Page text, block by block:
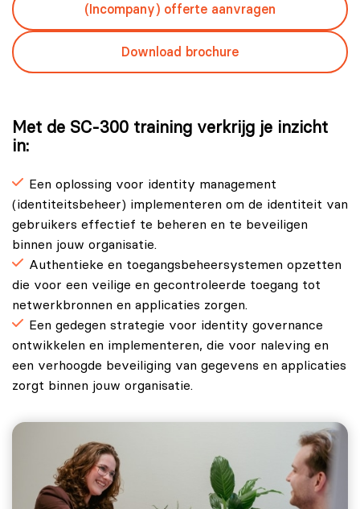
(Incompany) offerte aanvragen
Download brochure
Met de SC-300 training verkrijg je inzicht
in:
Een oplossing voor identity management
(identiteitsbeheer) implementeren om de identiteit van
gebruikers effectief te beheren en te beveiligen
binnen jouw organisatie.
Authentieke en toegangsbeheersystemen opzetten
die voor een veilige en gecontroleerde toegang tot
netwerkbronnen en applicaties zorgen.
Een gedegen strategie voor identity governance
ontwikkelen en implementeren, die voor naleving en
een verhoogde beveiliging van gegevens en applicaties
zorgt binnen jouw organisatie.